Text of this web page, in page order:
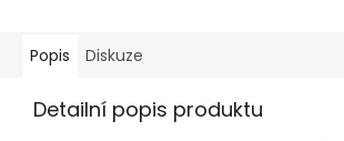
Popis Diskuze
Detailní popis produktu